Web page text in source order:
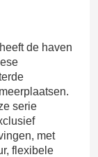
de haven
serie
met
flexibele